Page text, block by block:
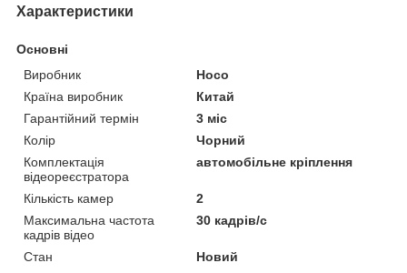
Характеристики
Основні
Виробник
Hoco
Країна виробник
Китай
Гарантійний термін
3 міс
Колір
Чорний
Комплектація
відеореєстратора
автомобільне кріплення
Кількість камер
2
Максимальна частота
кадрів відео
30 кадрів/с
Стан
Новий